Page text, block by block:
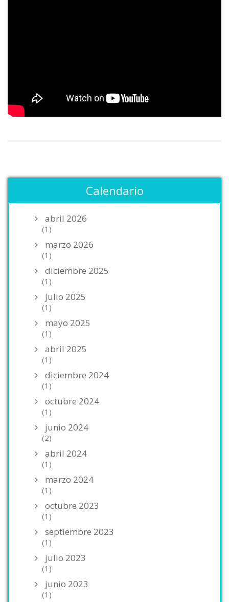
Calendario
abril 2026
(1)
marzo 2026
(1)
diciembre 2025
(1)
julio 2025
(1)
mayo 2025
(1)
abril 2025
(1)
diciembre 2024
(1)
octubre 2024
(1)
junio 2024
(2)
abril 2024
(1)
marzo 2024
(1)
octubre 2023
(1)
septiembre 2023
(1)
julio 2023
(1)
junio 2023
(1)